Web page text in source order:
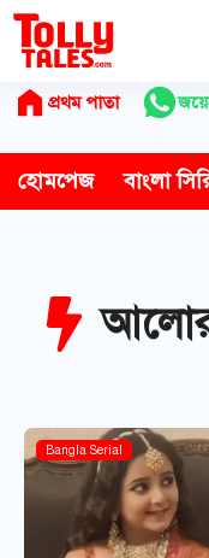
Skip
content
প্রথম পাতা
হোমপেজ বাংলা
Bangla Serial